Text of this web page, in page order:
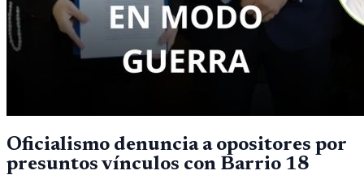
Oficialismo denuncia a opositores por
presuntos vínculos con Barrio 18